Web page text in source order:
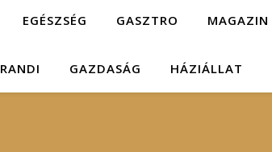
EGÉSZSÉG GASZTRO MAGAZIN
RANDI GAZDASÁG HÁZIÁLLAT